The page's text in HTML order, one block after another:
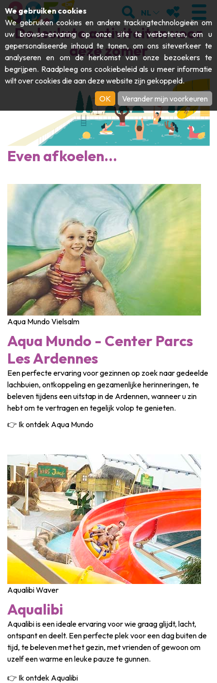
BEZOEKEN
Abdijen & religieuze monumenten
Ambachten & knowhow
Folklore & lokale geschiedenis
Geschiedenis
Wetenschapsparken
Auto- & spoorerfgoed
Industrieel erfgoed & architecturale kunstwerken
Streekproducten
Herinneringstoerisme
UNESCO
ONTDEKKEN
Grotten
Tuinen, parken & natuursites
Aquariums, dierenparken & -tuinen
BEWEGEN
Toeristische boten & cruises
Railbikes & toeristische treinen
Kajaks
Avonturenparken
Thema & recreatiepark
Recreatie- & waterpretparken
EVENEMENTEN
DEZE ZOMER
DOWNLOAD DE GIDS
ZOEKEN
NL MIJN
De leukste activiteiten voor
deze zomer
Even afkoelen...
Aqua Mundo Vielsalm
Aqua Mundo - Center Parcs
Les Ardennes
Een perfecte ervaring voor gezinnen op zoek naar gedeelde
lachbuien, ontkoppeling en gezamenlijke herinneringen, te
beleven tijdens een uitstap in de Ardennen, wanneer u zin
hebt om te vertragen en tegelijk volop te genieten.
👉 Ik ontdek Aqua Mundo
Aqualibi Waver
Aqualibi
Aqualibi is een ideale ervaring voor wie graag glijdt, lacht,
ontspant en deelt. Een perfecte plek voor een dag buiten de
tijd, te beleven met het gezin, met vrienden of gewoon om
uzelf een warme en leuke pauze te gunnen.
👉 Ik ontdek Aqualibi
We gebruiken cookies
We gebruiken cookies en andere trackingtechnologieën om
uw browse-ervaring op onze site te verbeteren, om u
gepersonaliseerde inhoud te tonen, om ons siteverkeer te
analyseren en om de herkomst van onze bezoekers te
begrijpen. Raadpleeg ons cookiebeleidals u meer informatie
wilt over cookies die aan deze website zijn gekoppeld.
OK
Verander mijn voorkeuren